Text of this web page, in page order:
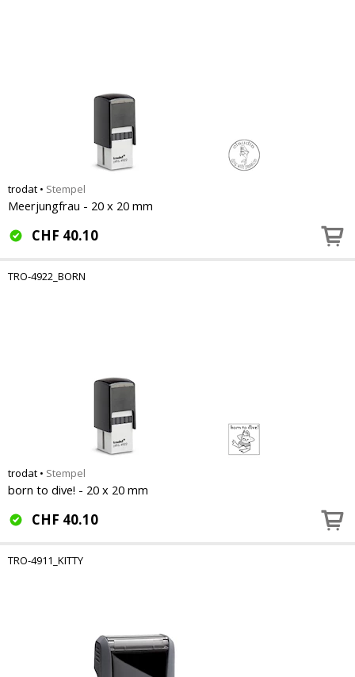
trodat • Stempel
Meerjungfrau - 20 x 20 mm
CHF 40.10
TRO-4922_BORN
trodat • Stempel
born to dive! - 20 x 20 mm
CHF 40.10
TRO-4911_KITTY